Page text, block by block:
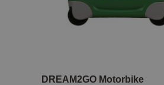
DREAM2GO Motorbike